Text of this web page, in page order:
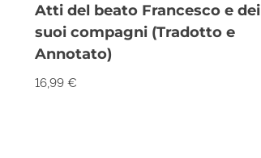
Atti del beato Francesco e dei
suoi compagni (Tradotto e
Annotato)
16,99 €